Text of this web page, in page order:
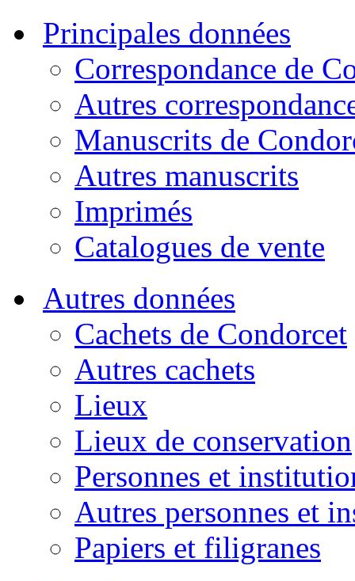
Principales données
Correspondance de
Autres
Manuscrits de
Autres manuscrits
Imprimés
Catalogues de vente
Autres données
Cachets de Condorcet
Autres cachets
Lieux
Lieux de conservation
Personnes et
Autres personnes et
Papiers et filigranes